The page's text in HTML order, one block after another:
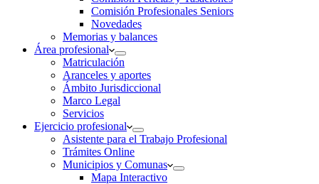
Comisión Profesionales Seniors
Novedades
Memorias y balances
Área profesional
Matriculación
Aranceles y aportes
Ámbito Jurisdiccional
Marco Legal
Servicios
Ejercicio profesional
Asistente para el Trabajo Profesional
Trámites Online
Municipios y Comunas
Mapa Interactivo